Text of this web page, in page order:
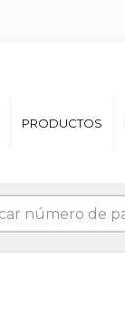
PRODUCTOS